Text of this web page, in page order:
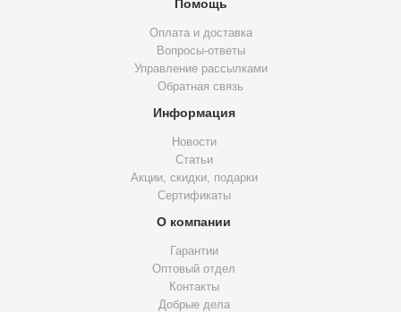
Помощь
Оплата и доставка
Вопросы-ответы
Управление рассылками
Обратная связь
Информация
Новости
Статьи
Акции, скидки, подарки
Сертификаты
О компании
Гарантии
Оптовый отдел
Контакты
Добрые дела